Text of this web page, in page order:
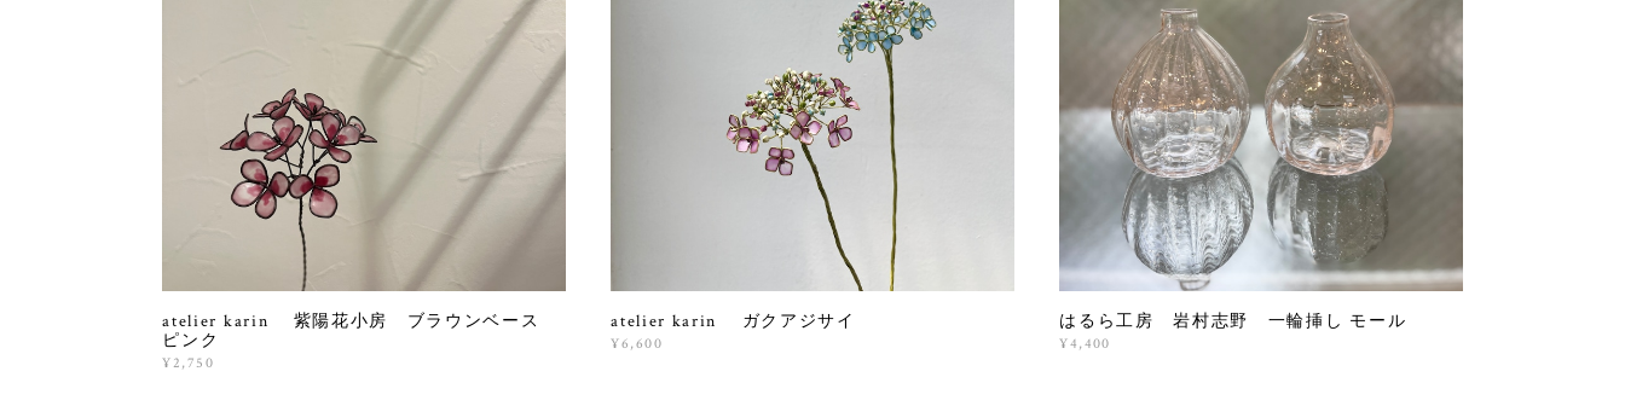
atelier karin 紫陽花小房 ブラウンベース
ピンク
¥2,750
atelier karin ガクアジサイ
¥6,600
はるら工房 岩村志野 一輪挿し モール
¥4,400